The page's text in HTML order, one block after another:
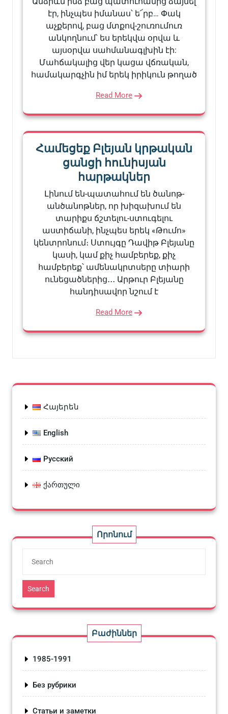
էր, ինչպես իմանաս՝ ե՜րբ… Փակ
աչքերով, բաց մտքով-շուռումուռ
անկողնում՝ ես երեկվա օրվա և
այսօրվա սահմանագլխին էի:
Մահճակալից վեր կացա վճռական,
համակարգչին իմ երեկ իրիկուն թողած
Read More
Համեցեք Բլեյան կրթական
ցանցի հունիսյան
հարթակներ
Լինում են-պատահում են ծանոթ-
անծանոթներ, որ խիզախում են
տարիքս ճշտելու-ստուգելու
աստիճանի, ինչպես երեկ «Թումո»
կենտրոնում։ Ստույգը Դավիթ Բլեյանը
կասի, կամ քիչ համբերեք, քիչ
համբերեք՝ ամենակրտսերը տիարի
ունեցածներից․․․ Արթուր Բլեյանը
հանդիսավոր նշում է
Read More
Հայերեն
English
Русский
ქართული
Որոնում
Search
Բաժիններ
1985-1991
Без рубрики
Статьи и заметки